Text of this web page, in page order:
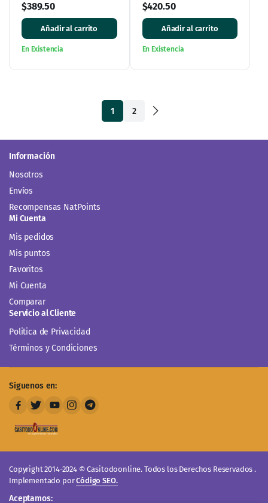
$389.50
Añadir al carrito
En Existencia
$420.50
Añadir al carrito
En Existencia
1 2
Información
Nosotros
Envíos
Recompensas NatPoints
Mi Cuenta
Mis pedidos
Mis puntos
Favoritos
Mi Cuenta
Comparar
Servicio al Cliente
Politica de Privacidad
Términos y Condiciones
Siguenos en:
Copyright 2014-2024 © Casitodoonline. Todos los Derechos Reservados .
Implementado porCódigo SEO.
Aceptamos: